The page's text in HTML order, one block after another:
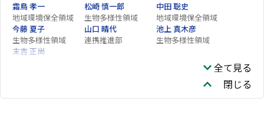
霜鳥 孝一
地域環境保全領域
松崎 慎一郎
生物多様性領域
中田 聡史
地域環境保全領域
今藤 夏子
生物多様性領域
山口 晴代
連携推進部
池上 真木彦
生物多様性領域
末吉 正尚
全て見る
閉じる